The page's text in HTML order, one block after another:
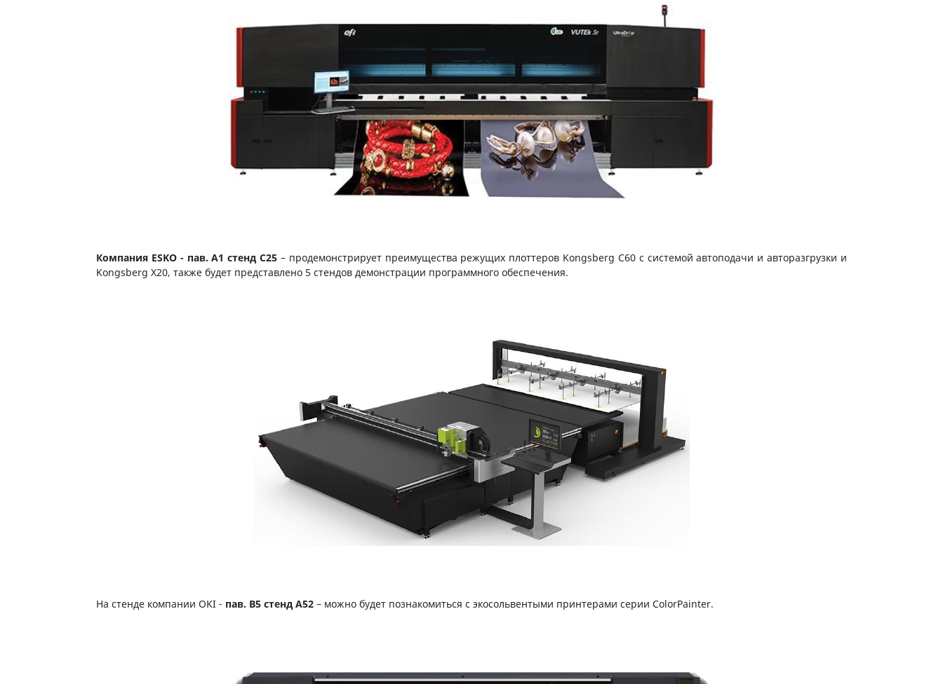
Компания ESKO - пав. A1 стенд C25 – продемонстрирует преимущества режущих плоттеров Kongsberg C60 с системой автоподачи и авторазгрузки и
Kongsberg X20, также будет представлено 5 стендов демонстрации программного обеспечения.
На стенде компании OKI - пав. В5 стенд А52 – можно будет познакомиться с экосольвентыми принтерами серии ColorPainter.